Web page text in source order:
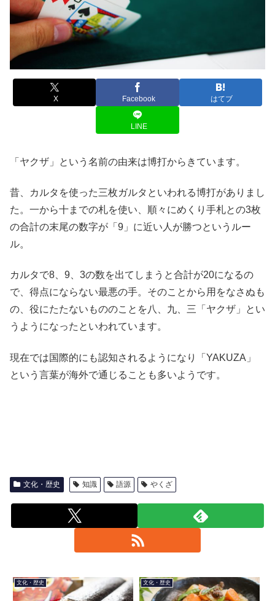
X Facebook はてブ
LINE
「ヤクザ」という名前の由来は博打からきています。
昔、カルタを使った三枚ガルタといわれる博打がありまし
た。一から十までの札を使い、順々にめくり手札との3枚
の合計の末尾の数字が「9」に近い人が勝つというルー
ル。
カルタで8、9、3の数を出てしまうと合計が20になるの
で、得点にならない最悪の手。そのことから用をなさぬも
の、役にたたないもののことを八、九、三「ヤクザ」とい
うようになったといわれています。
現在では国際的にも認知されるようになり「YAKUZA」
という言葉が海外で通じることも多いようです。
文化・歴史 知識 語源 やくざ
文化・歴史 文化・歴史